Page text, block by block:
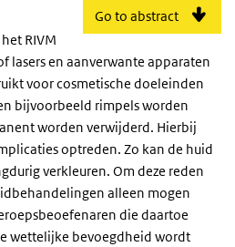
Go to abstract
RIVM
lasers en aanverwante apparaten
voor cosmetische doeleinden
bijvoorbeeld rimpels worden
worden verwijderd. Hierbij
optreden. Zo kan de huid
verkleuren. Om deze reden
alleen mogen
die daartoe
wettelijke bevoegdheid wordt